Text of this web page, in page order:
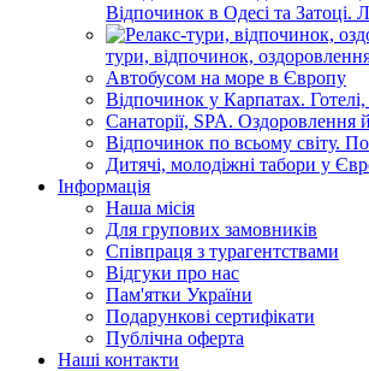
Відпочинок в Одесі та Затоці.
тури, відпочинок,
Автобусом на море в Європу
Відпочинок у Карпатах.
Санаторії, SPA. Оздоровлення
Відпочинок по всьому світу.
Дитячі, молодіжні табори у
Інформація
Наша місія
Для групових замовників
Співпраця з турагентствами
Відгуки про нас
Пам'ятки України
Подарункові сертифікати
Публічна оферта
Наші контакти